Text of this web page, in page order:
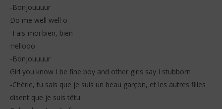
-Bonjouuuur
Do me well well o
-Fais-moi bien, bien
Hellooo
-Bonjouuuur
Girl you know I be fine boy and other girls say I stubborn
-Chérie, tu sais que je suis un beau garçon, et les autres filles
disent que je suis têtu.